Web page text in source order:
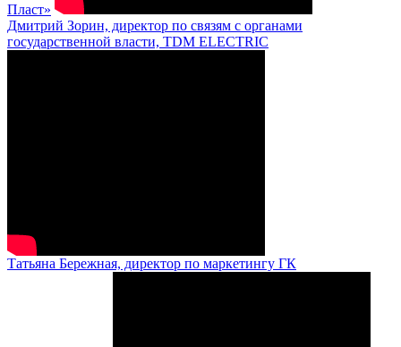
Пласт»
Дмитрий Зорин, директор по связям с органами
государственной власти, TDM ELECTRIC
Татьяна Бережная, директор по маркетингу ГК